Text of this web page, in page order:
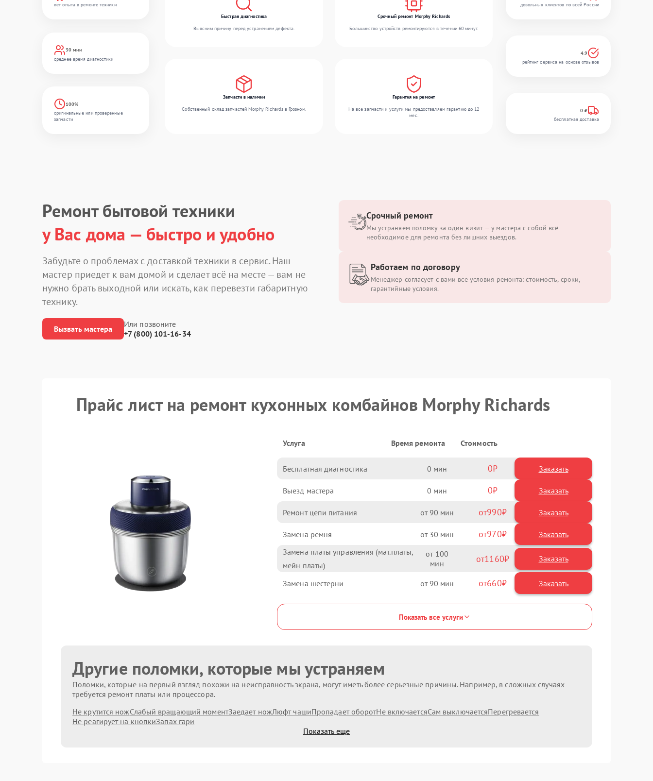
лет опыта в ремонте техники
30 мин
среднее время диагностики
100%
оригинальные или проверенные
запчасти
Быстрая диагностика
Выясним причину перед устранением дефекта.
Срочный ремонт Morphy Richards
Большинство устройств ремонтируются в течении 60 минут.
Запчасти в наличии
Собственный склад запчастей Morphy Richards в Грозном.
Гарантия на ремонт
На все запчасти и услуги мы предоставляем гарантию до 12
мес.
довольных клиентов по всей России
4.9
рейтинг сервиса на основе отзывов
0 ₽
бесплатная доставка
Ремонт бытовой техники
у Вас дома — быстро и удобно
Забудьте о проблемах с доставкой техники в сервис. Наш
мастер приедет к вам домой и сделает всё на месте — вам не
нужно брать выходной или искать, как перевезти габаритную
технику.
Вызвать мастера
Или позвоните
+7 (800) 101-16-34
Срочный ремонт
Мы устраняем поломку за один визит — у мастера с собой всё
необходимое для ремонта без лишних выездов.
Работаем по договору
Менеджер согласует с вами все условия ремонта: стоимость, сроки,
гарантийные условия.
Прайс лист на ремонт кухонных комбайнов Morphy Richards
Услуга Время ремонта Стоимость
Бесплатная диагностика 0 0 Заказать
Выезд мастера 0 0 Заказать
Ремонт цепи питания 90 990
Замена ремня 30 970
Замена платы управления (мат.платы,
мейн платы)
100 1160
Замена шестерни 90 660
Показать все услуги
Другие поломки, которые мы устраняем
Поломки, которые на первый взгляд похожи на неисправность экрана, могут иметь более серьезные причины. Например, в сложных случаях
требуется ремонт платы или процессора.
Не крутится ножСлабый вращающий моментЗаедает ножЛюфт чашиПропадает оборотНе включаетсяСам выключаетсяПерегревается
Не реагирует на кнопкиЗапах гари
Показать еще